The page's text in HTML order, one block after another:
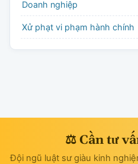
Doanh nghiệp
Xử phạt vi phạm hành chính
⚖ Cần tư
Đội ngũ luật sư giàu kinh